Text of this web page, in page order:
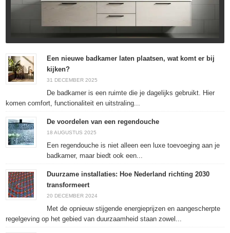
Een nieuwe badkamer laten plaatsen, wat komt er bij
kijken?
31 DECEMBER 2025
De badkamer is een ruimte die je dagelijks gebruikt. Hier
komen comfort, functionaliteit en uitstraling...
De voordelen van een regendouche
18 AUGUSTUS 2025
Een regendouche is niet alleen een luxe toevoeging aan je
badkamer, maar biedt ook een...
Duurzame installaties: Hoe Nederland richting 2030
transformeert
20 DECEMBER 2024
Met de opnieuw stijgende energieprijzen en aangescherpte
regelgeving op het gebied van duurzaamheid staan zowel...